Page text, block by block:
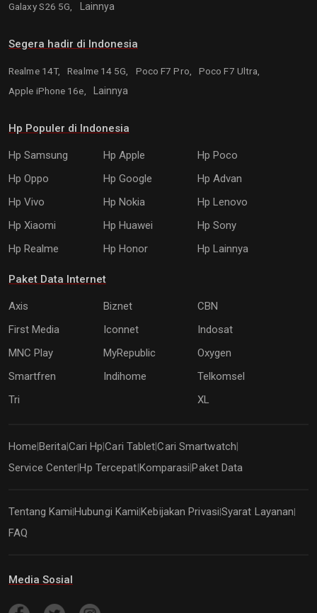
Galaxy S26 5G, Lainnya
Segera hadir di Indonesia
Realme 14T, Realme 14 5G, Poco F7 Pro,
Poco F7 Ultra,
Apple iPhone 16e,
Lainnya
Hp Populer di Indonesia
Hp Samsung Hp Apple
Hp Poco
Hp Oppo
Hp Google
Hp Advan
Hp Vivo
Hp Nokia
Hp Lenovo
Hp Xiaomi
Hp Huawei
Hp Sony
Hp Realme
Hp Honor Hp Lainnya
Paket Data Internet
Axis Biznet
CBN
First Media
Iconnet
Indosat
MNC Play
MyRepublic
Oxygen
Smartfren
Indihome
Telkomsel
Tri
XL
Home BeritaCari Hp |Cari Tablet|Cari Smartwatch
Service CenterHp Tercepat Komparasi Paket Data
Tentang Kami Hubungi Kami Kebijakan Privasi Syarat Layanan
FAQ
Media Sosial